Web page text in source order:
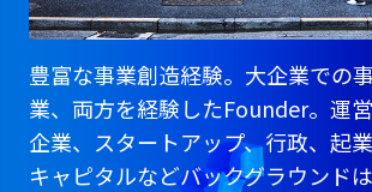
豊富な事業創造経験。大企業での
業、両方を経験したFounder。運
企業、スタートアップ、行政、起
キャピタルなどバックグラウンドは